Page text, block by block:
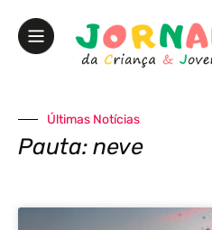
Últimas Notícias
Pauta: neve